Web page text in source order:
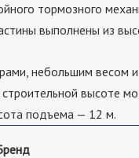
тормозного
выполнены из
небольшим весом
высоте
подъема — 12 м.